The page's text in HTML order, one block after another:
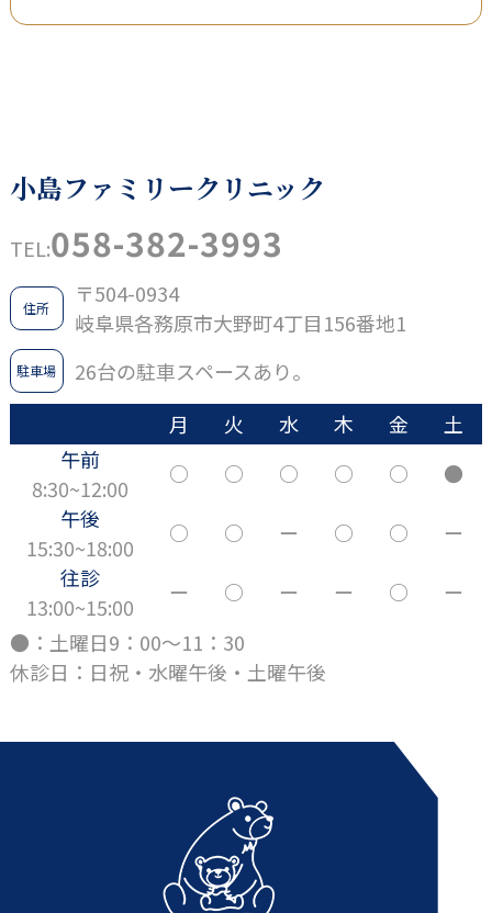
小島ファミリークリニック
TEL:058-382-3993
住所
〒504-0934
岐阜県各務原市大野町4丁目156番地1
駐車場
26台の駐車スペースあり。
月
火 水 木 金
土
午前
8:30~12:00
○ ○ ○ ○ ○
●
午後
15:30~18:00
○ ○ ー ○ ○
ー
往診
13:00~15:00
ー ○ ー ー ○
ー
●：土曜日9：00～11：30
休診日：日祝・水曜午後・土曜午後